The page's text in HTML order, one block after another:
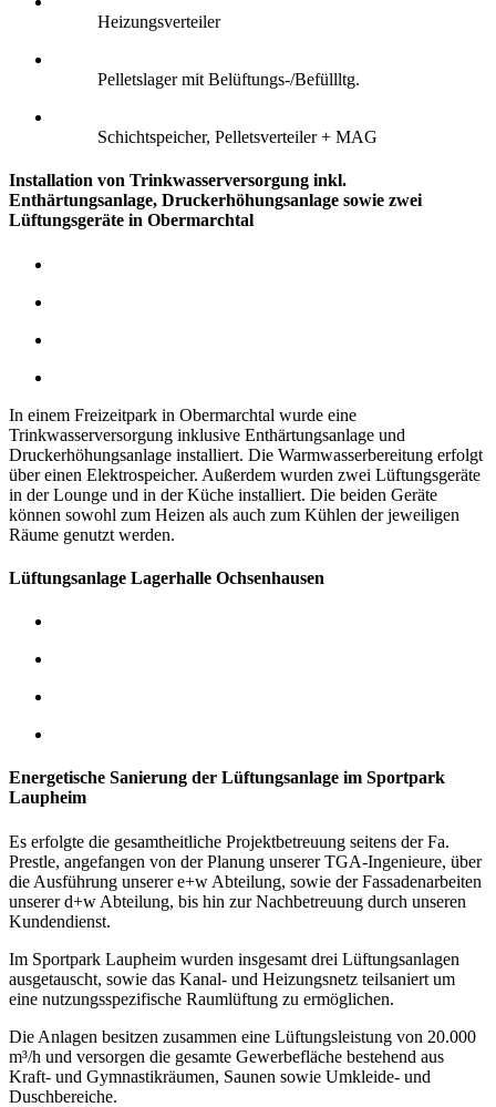
Heizungsverteiler
Pelletslager mit Belüftungs-/Befüllltg.
Schichtspeicher, Pelletsverteiler + MAG
Installation von Trinkwasserversorgung inkl.
Enthärtungsanlage, Druckerhöhungsanlage sowie zwei
Lüftungsgeräte in Obermarchtal
In einem Freizeitpark in Obermarchtal wurde eine
Trinkwasserversorgung inklusive Enthärtungsanlage und
Druckerhöhungsanlage installiert. Die Warmwasserbereitung erfolgt
über einen Elektrospeicher. Außerdem wurden zwei Lüftungsgeräte
in der Lounge und in der Küche installiert. Die beiden Geräte
können sowohl zum Heizen als auch zum Kühlen der jeweiligen
Räume genutzt werden.
Lüftungsanlage Lagerhalle Ochsenhausen
Energetische Sanierung der Lüftungsanlage im Sportpark
Laupheim
Es erfolgte die gesamtheitliche Projektbetreuung seitens der Fa.
Prestle, angefangen von der Planung unserer TGA-Ingenieure, über
die Ausführung unserer e+w Abteilung, sowie der Fassadenarbeiten
unserer d+w Abteilung, bis hin zur Nachbetreuung durch unseren
Kundendienst.
Im Sportpark Laupheim wurden insgesamt drei Lüftungsanlagen
ausgetauscht, sowie das Kanal- und Heizungsnetz teilsaniert um
eine nutzungsspezifische Raumlüftung zu ermöglichen.
Die Anlagen besitzen zusammen eine Lüftungsleistung von 20.000
m³/h und versorgen die gesamte Gewerbefläche bestehend aus
Kraft- und Gymnastikräumen, Saunen sowie Umkleide- und
Duschbereiche.